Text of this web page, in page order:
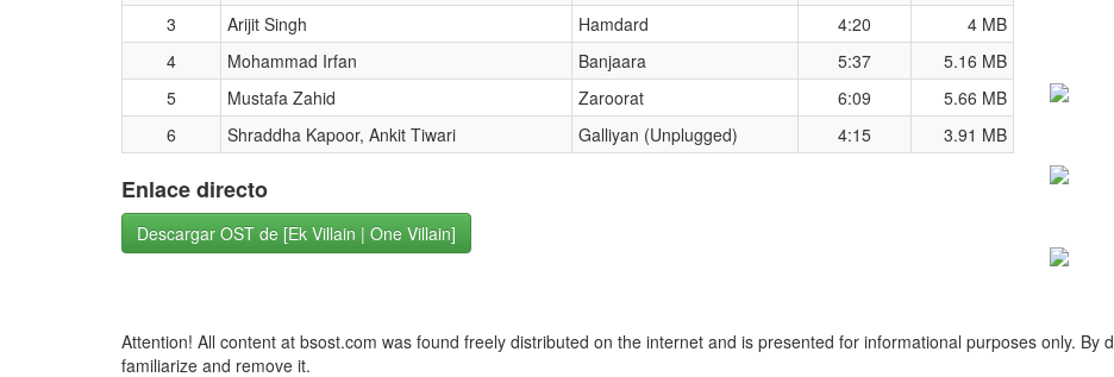
3
Arijit Singh Hamdard 4:20
4 MB
4
Mohammad Irfan Banjaara 5:37
5.16 MB
5
Mustafa Zahid Zaroorat 6:09
5.66 MB
6
Shraddha Kapoor, Ankit Tiwari Galliyan (Unplugged) 4:15 3.91 MB
Enlace directo
Descargar OST de [Ek Villain | One Villain]
Attention! All content at bsost.com was found freely distributed on the internet and is presented for informational purposes only. By
familiarize and remove it.